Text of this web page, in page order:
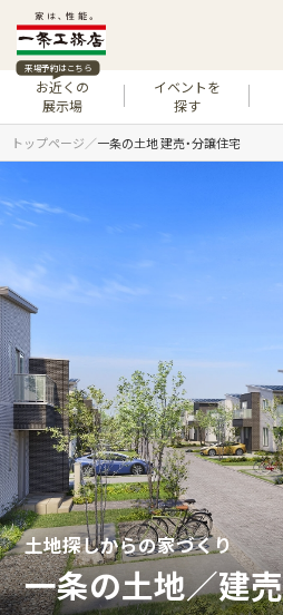
来場予約はこちら
お近くの
展示場
イベントを
探す
トップページ 一条の土地 建売・分譲住宅
土地探しからの家づくり
一条の土地／建